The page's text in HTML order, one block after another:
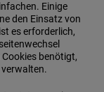
Einige
den Einsatz von
es erforderlich,
benötigt,